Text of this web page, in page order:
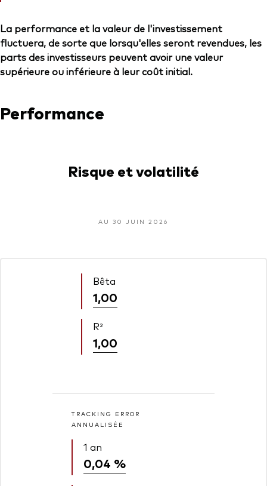
La performance et la valeur de l'investissement
fluctuera, de sorte que lorsqu'elles seront revendues, les
parts des investisseurs peuvent avoir une valeur
supérieure ou inférieure à leur coût initial.
Performance
Risque et volatilité
AU 30 JUIN 2026
Bêta
1,00
R²
1,00
TRACKING ERROR
ANNUALISÉE
1 an
0,04 %